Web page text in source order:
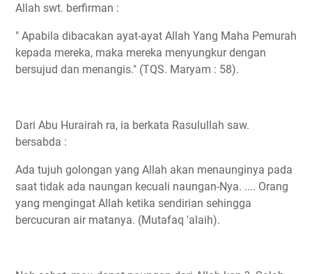
Allah swt. berfirman :
" Apabila dibacakan ayat-ayat Allah Yang Maha Pemurah
kepada mereka, maka mereka menyungkur dengan
bersujud dan menangis." (TQS. Maryam : 58).
Dari Abu Hurairah ra, ia berkata Rasulullah saw.
bersabda :
Ada tujuh golongan yang Allah akan menaunginya pada
saat tidak ada naungan kecuali naungan-Nya. .... Orang
yang mengingat Allah ketika sendirian sehingga
bercucuran air matanya. (Mutafaq 'alaih).